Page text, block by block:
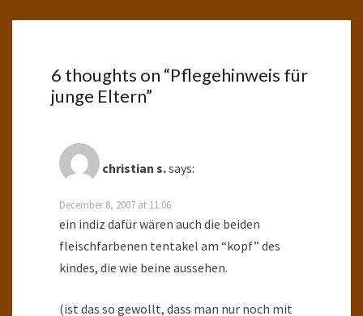
6 thoughts on “Pflegehinweis für
junge Eltern”
christian s.says:
December 8, 2007 at 11:06
ein indiz dafür wären auch die beiden
fleischfarbenen tentakel am “kopf” des
kindes, die wie beine aussehen.
(ist das so gewollt, dass man nur noch mit